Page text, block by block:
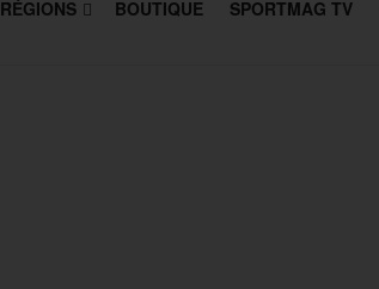
RÉGIONS BOUTIQUE SPORTMAG TV